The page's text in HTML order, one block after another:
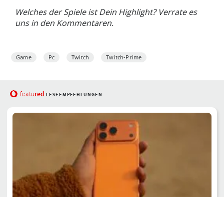
Welches der Spiele ist Dein Highlight? Verrate es
uns in den Kommentaren.
Game Pc Twitch Twitch-Prime
featured LESEEMPFEHLUNGEN